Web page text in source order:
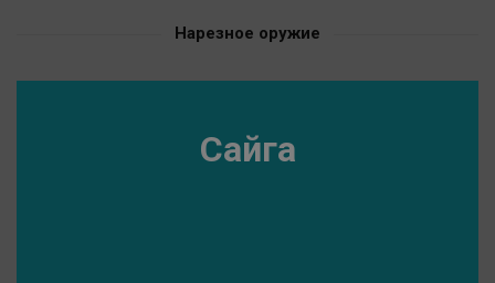
Нарезное оружие
Сайга